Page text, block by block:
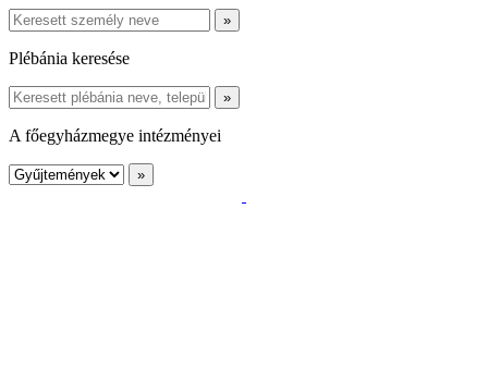
Plébánia keresése
A főegyházmegye intézményei